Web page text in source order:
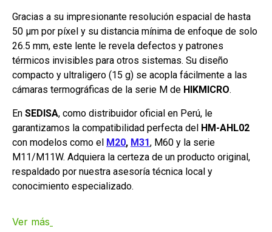
Gracias a su impresionante resolución espacial de hasta
50 μm por píxel y su distancia mínima de enfoque de solo
26.5 mm, este lente le revela defectos y patrones
térmicos invisibles para otros sistemas. Su diseño
compacto y ultraligero (15 g) se acopla fácilmente a las
cámaras termográficas de la serie M de HIKMICRO.
En SEDISA, como distribuidor oficial en Perú, le
garantizamos la compatibilidad perfecta del HM-AHL02
con modelos como el M20, M31, M60 y la serie
M11/M11W. Adquiera la certeza de un producto original,
respaldado por nuestra asesoría técnica local y
conocimiento especializado.
Ver más